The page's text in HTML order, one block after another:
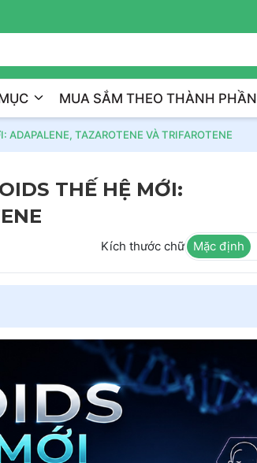
MUA SẮM THEO THÀNH PHẦN
TAZAROTENE VÀ TRIFAROTENE
THẾ HỆ MỚI:
Kích thước chữ Mặc định